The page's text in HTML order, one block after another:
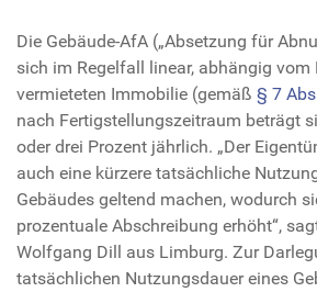
Die Gebäude-AfA („Absetzung für
sich im Regelfall linear, abhängig vom
vermieteten Immobilie (gemäß § 7
nach Fertigstellungszeitraum beträgt
oder drei Prozent jährlich. „Der
auch eine kürzere tatsächliche
Gebäudes geltend machen, wodurch
prozentuale Abschreibung erhöht“,
Wolfgang Dill aus Limburg. Zur
tatsächlichen Nutzungsdauer eines